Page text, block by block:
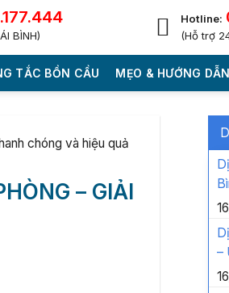
BÌNH)
Hotline:
(Hỗ trợ
TẮC BỒN CẦU MẸO & HƯỚNG DẪN
chóng và hiệu quả
– GIẢI
–